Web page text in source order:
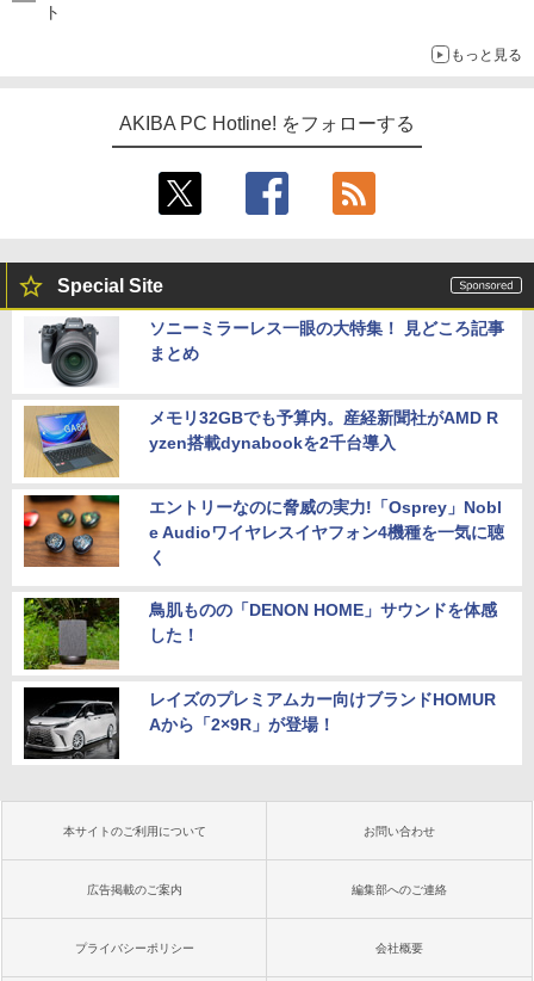
ト
もっと見る
AKIBA PC Hotline! をフォローする
Special Site
ソニーミラーレス一眼の大特集！ 見どころ記事
まとめ
メモリ32GBでも予算内。産経新聞社がAMD R
yzen搭載dynabookを2千台導入
エントリーなのに脅威の実力!「Osprey」Nobl
e Audioワイヤレスイヤフォン4機種を一気に聴
く
鳥肌ものの「DENON HOME」サウンドを体感
した！
レイズのプレミアムカー向けブランドHOMUR
Aから「2×9R」が登場！
本サイトのご利用について お問い合わせ
広告掲載のご案内 編集部へのご連絡
プライバシーポリシー 会社概要